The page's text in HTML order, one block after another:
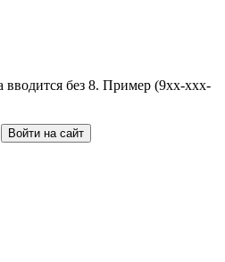
без 8. Пример (9хх-ххх-
Войти на сайт